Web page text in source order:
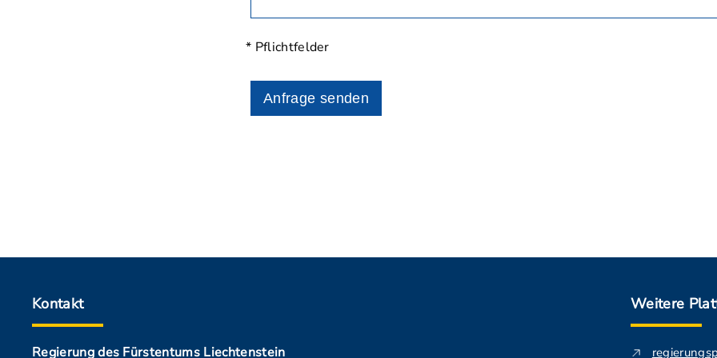
* Pflichtfelder
Anfrage senden
Kontakt
Regierung des Fürstentums Liechtenstein
Weitere